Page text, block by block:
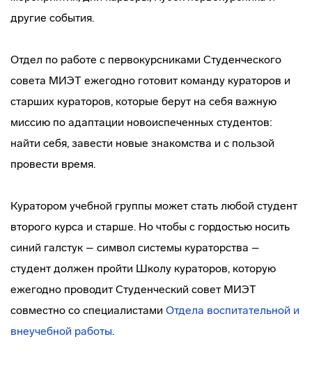
другие события.
Отдел по работе с первокурсниками Студенческого
совета МИЭТ ежегодно готовит команду кураторов и
старших кураторов, которые берут на себя важную
миссию по адаптации новоиспеченных студентов:
найти себя, завести новые знакомства и с пользой
провести время.
Куратором учебной группы может стать любой студент
второго курса и старше. Но чтобы с гордостью носить
синий галстук – символ системы кураторства –
студент должен пройти Школу кураторов, которую
ежегодно проводит Студенческий совет МИЭТ
совместно со специалистами Отдела воспитательной и
внеучебной работы.